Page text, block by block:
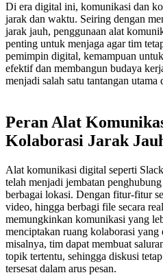
Di era digital ini, komunikasi dan
jarak dan waktu. Seiring dengan
jarak jauh, penggunaan alat
penting untuk menjaga agar tim
pemimpin digital, kemampuan
efektif dan membangun budaya
menjadi salah satu tantangan
Peran Alat
Kolaborasi Jarak
Alat komunikasi digital seperti
telah menjadi jembatan
berbagai lokasi. Dengan fitur-fitur
video, hingga berbagi file secara
memungkinkan komunikasi yang
menciptakan ruang kolaborasi
misalnya, tim dapat membuat
topik tertentu, sehingga diskusi
tersesat dalam arus pesan.